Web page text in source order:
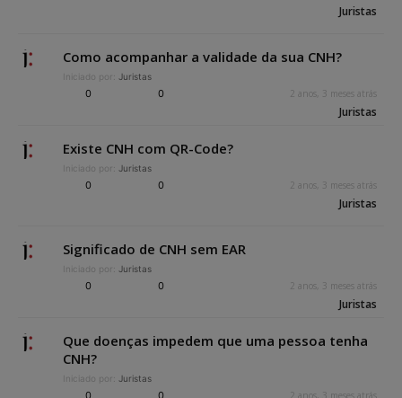
Juristas
Como acompanhar a validade da sua CNH?
Iniciado por: Juristas
0 0 2 anos, 3 meses atrás
Juristas
Existe CNH com QR-Code?
Iniciado por: Juristas
0 0 2 anos, 3 meses atrás
Juristas
Significado de CNH sem EAR
Iniciado por: Juristas
0 0 2 anos, 3 meses atrás
Juristas
Que doenças impedem que uma pessoa tenha
CNH?
Iniciado por: Juristas
0 0 2 anos, 3 meses atrás